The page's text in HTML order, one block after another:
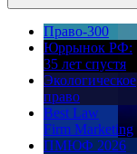
Право-300
Юррынок РФ:
35 лет спустя
Экологическое
право
Best Law
Firm Marketing
ПМЮФ 2026